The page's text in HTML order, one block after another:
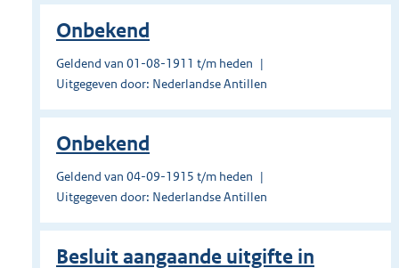
Onbekend
Geldend van 01-08-1911 t/m heden
Uitgegeven door: Nederlandse Antillen
Onbekend
Geldend van 04-09-1915 t/m heden
Uitgegeven door: Nederlandse Antillen
Besluit aangaande uitgifte in